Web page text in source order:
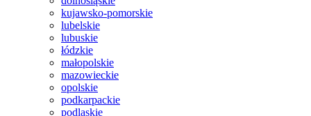
kujawsko-pomorskie
lubelskie
lubuskie
łódzkie
małopolskie
mazowieckie
opolskie
podkarpackie
podlaskie